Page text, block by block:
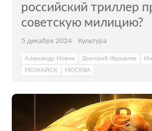
российский триллер
советскую милицию?
5 декабря 2024 Культура
Александр Новин Дмитрий Журавлев
МОЖАЙСК
МОСКВА